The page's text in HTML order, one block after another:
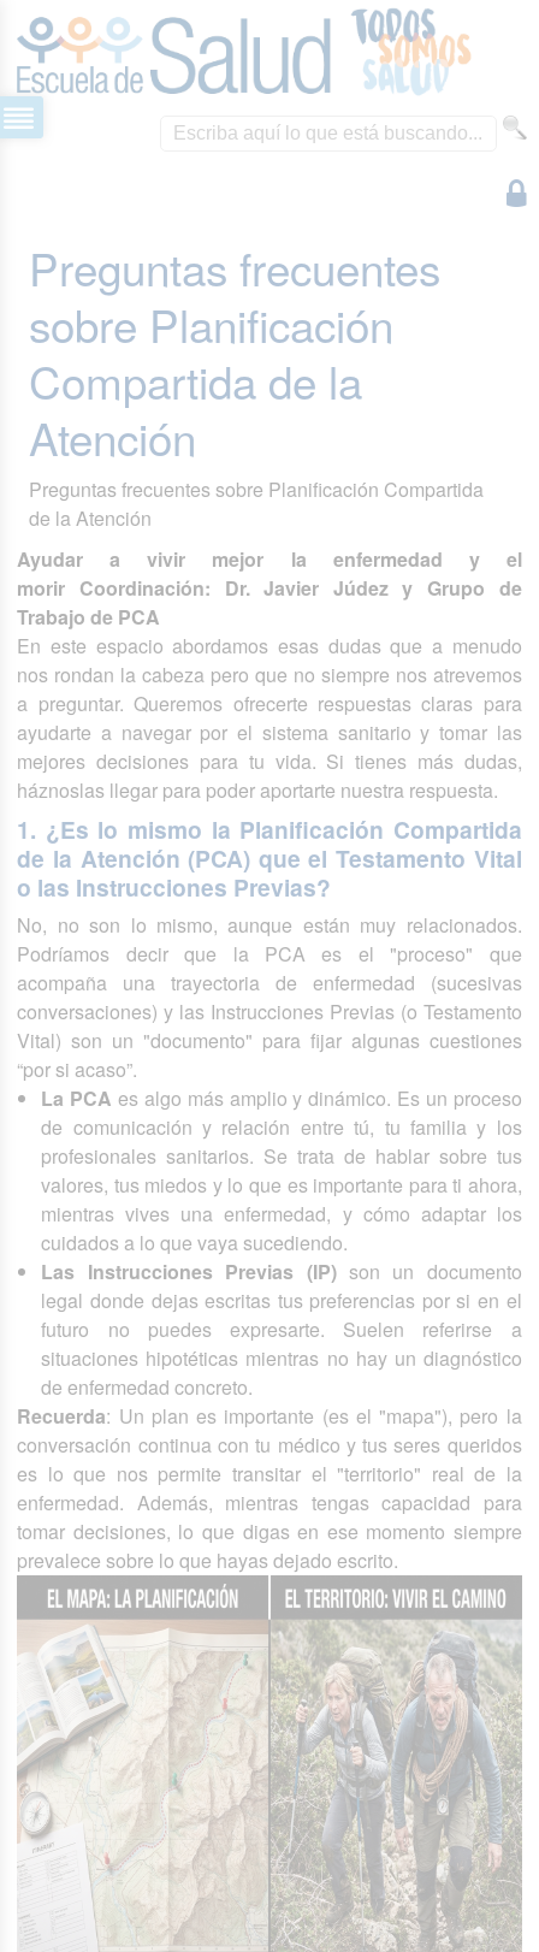
Preguntas frecuentes
sobre Planificación
Compartida de la
Atención
Preguntas frecuentes sobre Planificación Compartida
de la Atención
Ayudar a vivir mejor la enfermedad y el
morir Coordinación: Dr. Javier Júdez y Grupo de
Trabajo de PCA
En este espacio abordamos esas dudas que a menudo
nos rondan la cabeza pero que no siempre nos atrevemos
a preguntar. Queremos ofrecerte respuestas claras para
ayudarte a navegar por el sistema sanitario y tomar las
mejores decisiones para tu vida. Si tienes más dudas,
háznoslas llegar para poder aportarte nuestra respuesta.
1. ¿Es lo mismo la Planificación Compartida
de la Atención (PCA) que el Testamento Vital
o las Instrucciones Previas?
No, no son lo mismo, aunque están muy relacionados.
Podríamos decir que la PCA es el "proceso" que
acompaña una trayectoria de enfermedad (sucesivas
conversaciones) y las Instrucciones Previas (o Testamento
Vital) son un "documento" para fijar algunas cuestiones
“por si acaso”.
La PCA es algo más amplio y dinámico. Es un proceso
de comunicación y relación entre tú, tu familia y los
profesionales sanitarios. Se trata de hablar sobre tus
valores, tus miedos y lo que es importante para ti ahora,
mientras vives una enfermedad, y cómo adaptar los
cuidados a lo que vaya sucediendo.
Las Instrucciones Previas (IP)son un documento
legal donde dejas escritas tus preferencias por si en el
futuro no puedes expresarte. Suelen referirse a
situaciones hipotéticas mientras no hay un diagnóstico
de enfermedad concreto.
Recuerda: Un plan es importante (es el "mapa"), pero la
conversación continua con tu médico y tus seres queridos
es lo que nos permite transitar el "territorio" real de la
enfermedad. Además, mientras tengas capacidad para
tomar decisiones, lo que digas en ese momento siempre
prevalece sobre lo que hayas dejado escrito.